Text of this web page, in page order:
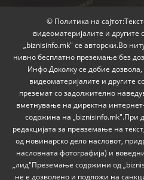
© Политика на
видеоматеријалите и другите
„biznisinfo.mk" се авторски.Во
нивно бесплатно преземање без
Инфо.Доколку се добие
видеоматеријалите и другите
преземат со задолжително
вметнување на директна
содржина на „biznisinfo.mk".При
редакцијата за превземање на
од новинарско дело насловот,
насловната фотографија) и
„лид"Преземање содржини од
не е дозволено и подложи на